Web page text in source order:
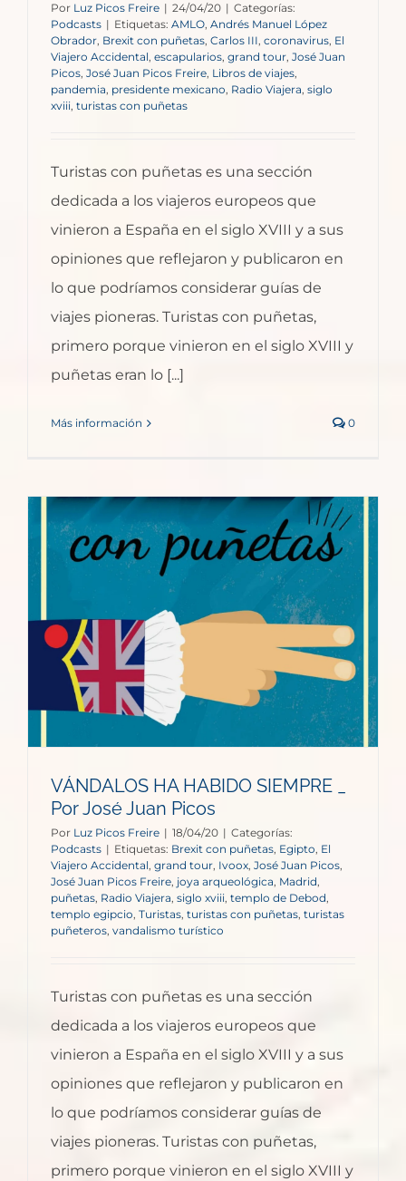
Por Luz Picos Freire | 24/04/20 | Categorías:
Podcasts | Etiquetas: AMLO, Andrés Manuel López
Obrador, Brexit con puñetas, Carlos III, coronavirus, El
Viajero Accidental, escapularios, grand tour, José Juan
Picos, José Juan Picos Freire, Libros de viajes,
pandemia, presidente mexicano, Radio Viajera, siglo
xviii, turistas con puñetas
Turistas con puñetas es una sección
dedicada a los viajeros europeos que
vinieron a España en el siglo XVIII y a sus
opiniones que reflejaron y publicaron en
lo que podríamos considerar guías de
viajes pioneras. Turistas con puñetas,
primero porque vinieron en el siglo XVIII y
puñetas eran lo [...]
Más información 0
VÁNDALOS HA HABIDO SIEMPRE _
Por José Juan Picos
Por Luz Picos Freire | 18/04/20 | Categorías:
Podcasts | Etiquetas: Brexit con puñetas, Egipto, El
Viajero Accidental, grand tour, Ivoox, José Juan Picos,
José Juan Picos Freire, joya arqueológica, Madrid,
puñetas, Radio Viajera, siglo xviii, templo de Debod,
templo egipcio, Turistas, turistas con puñetas, turistas
puñeteros, vandalismo turístico
Turistas con puñetas es una sección
dedicada a los viajeros europeos que
vinieron a España en el siglo XVIII y a sus
opiniones que reflejaron y publicaron en
lo que podríamos considerar guías de
viajes pioneras. Turistas con puñetas,
primero porque vinieron en el siglo XVIII y